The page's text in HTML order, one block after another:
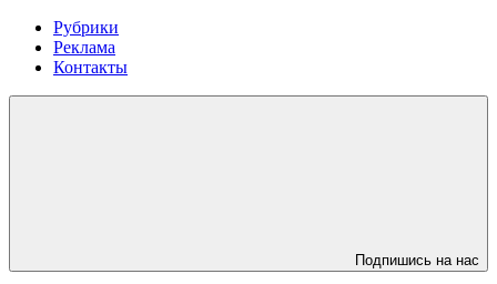
Рубрики
Реклама
Контакты
Подпишись на нас